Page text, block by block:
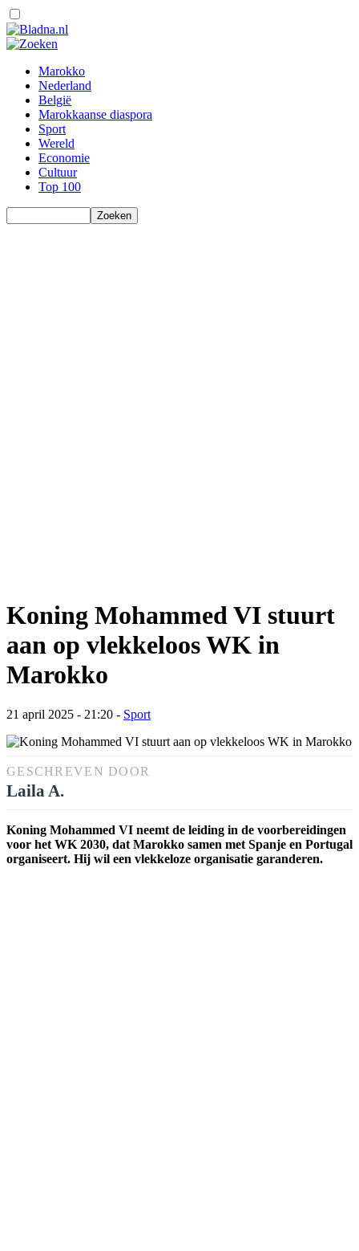
Marokko
Nederland
België
Marokkaanse diaspora
Sport
Wereld
Economie
Cultuur
Top 100
Koning Mohammed VI stuurt
aan op vlekkeloos WK in
Marokko
21 april 2025 - 21:20 - Sport
GESCHREVEN DOOR
Laila A.
Koning Mohammed VI neemt de leiding in de voorbereidingen
voor het WK 2030, dat Marokko samen met Spanje en Portugal
organiseert. Hij wil een vlekkeloze organisatie garanderen.